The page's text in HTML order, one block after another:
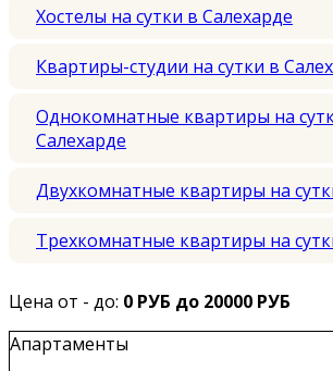
Хостелы на сутки в Салехарде
Квартиры-студии на сутки в
Однокомнатные квартиры на
Салехарде
Двухкомнатные квартиры на
Трехкомнатные квартиры на
Цена от - до: 0 РУБ до 20000 РУБ
Апартаменты